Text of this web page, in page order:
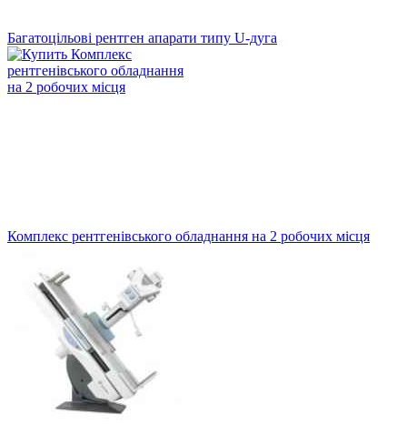
Багатоцільові рентген апарати типу U-дуга
Комплекс рентгенівського обладнання на 2 робочих місця